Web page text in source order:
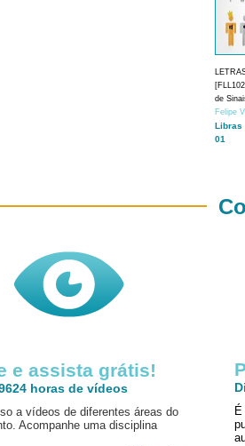
de
Felipe
Libras
01
e assista grátis!
horas de vídeos
a vídeos de diferentes áreas do
Acompanhe uma disciplina